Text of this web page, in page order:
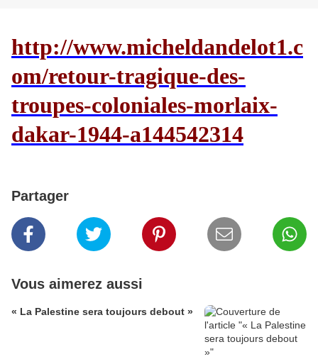
http://www.micheldandelot1.c
om/retour-tragique-des-
troupes-coloniales-morlaix-
dakar-1944-a144542314
Partager
Vous aimerez aussi
« La Palestine sera toujours debout »